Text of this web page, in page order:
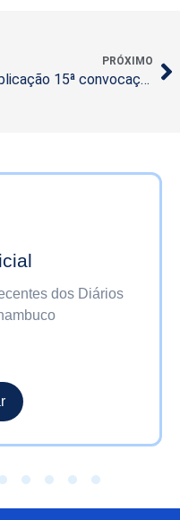
PRÓXIMO
Publicação 15ª convocação Seleção nº 016/2024
dos Diários